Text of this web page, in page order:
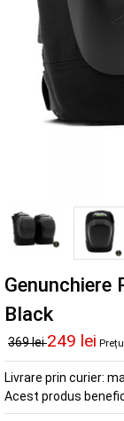
Genunchiere
Black
369 lei249 lei
Livrare prin curier:
Acest produs